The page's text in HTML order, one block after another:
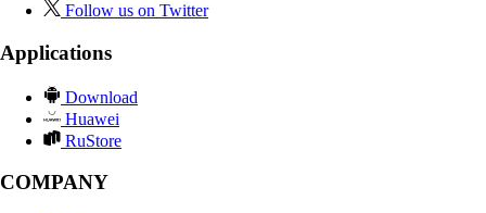
Follow us on Twitter
Applications
Download
Huawei
RuStore
COMPANY